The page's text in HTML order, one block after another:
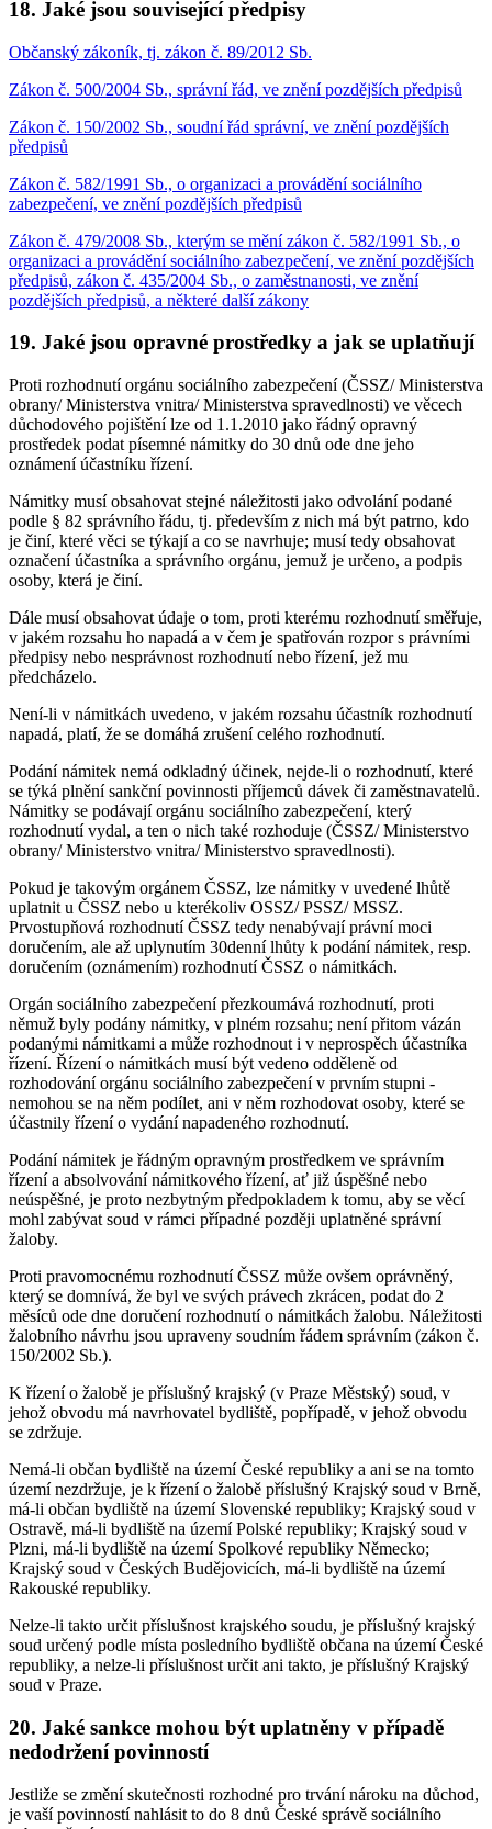
18. Jaké jsou související předpisy
Občanský zákoník, tj. zákon č. 89/2012 Sb.
Zákon č. 500/2004 Sb., správní řád, ve znění pozdějších předpisů
Zákon č. 150/2002 Sb., soudní řád správní, ve znění pozdějších
předpisů
Zákon č. 582/1991 Sb., o organizaci a provádění sociálního
zabezpečení, ve znění pozdějších předpisů
Zákon č. 479/2008 Sb., kterým se mění zákon č. 582/1991 Sb., o
organizaci a provádění sociálního zabezpečení, ve znění pozdějších
předpisů, zákon č. 435/2004 Sb., o zaměstnanosti, ve znění
pozdějších předpisů, a některé další zákony
19. Jaké jsou opravné prostředky a jak se uplatňují
Proti rozhodnutí orgánu sociálního zabezpečení (ČSSZ/ Ministerstva
obrany/ Ministerstva vnitra/ Ministerstva spravedlnosti) ve věcech
důchodového pojištění lze od 1.1.2010 jako řádný opravný
prostředek podat písemné námitky do 30 dnů ode dne jeho
oznámení účastníku řízení.
Námitky musí obsahovat stejné náležitosti jako odvolání podané
podle § 82 správního řádu, tj. především z nich má být patrno, kdo
je činí, které věci se týkají a co se navrhuje; musí tedy obsahovat
označení účastníka a správního orgánu, jemuž je určeno, a podpis
osoby, která je činí.
Dále musí obsahovat údaje o tom, proti kterému rozhodnutí směřuje,
v jakém rozsahu ho napadá a v čem je spatřován rozpor s právními
předpisy nebo nesprávnost rozhodnutí nebo řízení, jež mu
předcházelo.
Není-li v námitkách uvedeno, v jakém rozsahu účastník rozhodnutí
napadá, platí, že se domáhá zrušení celého rozhodnutí.
Podání námitek nemá odkladný účinek, nejde-li o rozhodnutí, které
se týká plnění sankční povinnosti příjemců dávek či zaměstnavatelů.
Námitky se podávají orgánu sociálního zabezpečení, který
rozhodnutí vydal, a ten o nich také rozhoduje (ČSSZ/ Ministerstvo
obrany/ Ministerstvo vnitra/ Ministerstvo spravedlnosti).
Pokud je takovým orgánem ČSSZ, lze námitky v uvedené lhůtě
uplatnit u ČSSZ nebo u kterékoliv OSSZ/ PSSZ/ MSSZ.
Prvostupňová rozhodnutí ČSSZ tedy nenabývají právní moci
doručením, ale až uplynutím 30denní lhůty k podání námitek, resp.
doručením (oznámením) rozhodnutí ČSSZ o námitkách.
Orgán sociálního zabezpečení přezkoumává rozhodnutí, proti
němuž byly podány námitky, v plném rozsahu; není přitom vázán
podanými námitkami a může rozhodnout i v neprospěch účastníka
řízení. Řízení o námitkách musí být vedeno odděleně od
rozhodování orgánu sociálního zabezpečení v prvním stupni -
nemohou se na něm podílet, ani v něm rozhodovat osoby, které se
účastnily řízení o vydání napadeného rozhodnutí.
Podání námitek je řádným opravným prostředkem ve správním
řízení a absolvování námitkového řízení, ať již úspěšné nebo
neúspěšné, je proto nezbytným předpokladem k tomu, aby se věcí
mohl zabývat soud v rámci případné později uplatněné správní
žaloby.
Proti pravomocnému rozhodnutí ČSSZ může ovšem oprávněný,
který se domnívá, že byl ve svých právech zkrácen, podat do 2
měsíců ode dne doručení rozhodnutí o námitkách žalobu. Náležitosti
žalobního návrhu jsou upraveny soudním řádem správním (zákon č.
150/2002 Sb.).
K řízení o žalobě je příslušný krajský (v Praze Městský) soud, v
jehož obvodu má navrhovatel bydliště, popřípadě, v jehož obvodu
se zdržuje.
Nemá-li občan bydliště na území České republiky a ani se na tomto
území nezdržuje, je k řízení o žalobě příslušný Krajský soud v Brně,
má-li občan bydliště na území Slovenské republiky; Krajský soud v
Ostravě, má-li bydliště na území Polské republiky; Krajský soud v
Plzni, má-li bydliště na území Spolkové republiky Německo;
Krajský soud v Českých Budějovicích, má-li bydliště na území
Rakouské republiky.
Nelze-li takto určit příslušnost krajského soudu, je příslušný krajský
soud určený podle místa posledního bydliště občana na území České
republiky, a nelze-li příslušnost určit ani takto, je příslušný Krajský
soud v Praze.
20. Jaké sankce mohou být uplatněny v případě
nedodržení povinností
Jestliže se změní skutečnosti rozhodné pro trvání nároku na důchod,
je vaší povinností nahlásit to do 8 dnů České správě sociálního